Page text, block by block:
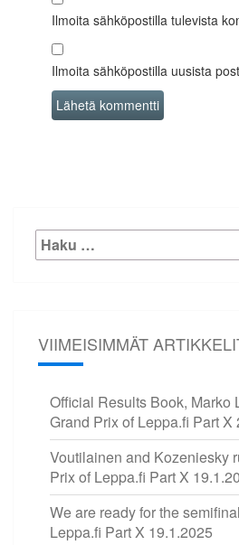
Ilmoita sähköpostilla tulevista
Ilmoita sähköpostilla uusista
Etsi:
VIIMEISIMMÄT
Official Results Book, Marko
Grand Prix of Leppa.fi Part X
Voutilainen and Kozeniesky
Prix of Leppa.fi Part X
We are ready for the
Leppa.fi Part X 19.1.2025